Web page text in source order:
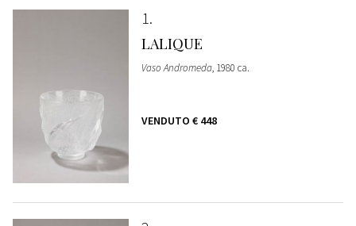
1
LALIQUE
Vaso Andromeda, 1980 ca.
VENDUTO € 448